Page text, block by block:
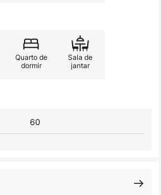
Quarto de
dormir
Sala de
jantar
60